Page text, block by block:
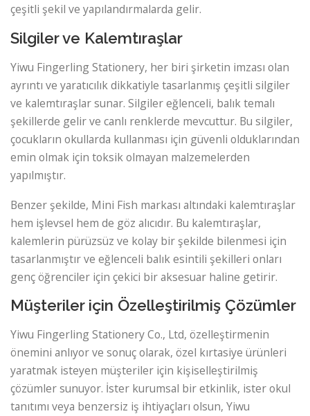
çeşitli şekil ve yapılandırmalarda gelir.
Silgiler ve Kalemtıraşlar
Yiwu Fingerling Stationery, her biri şirketin imzası olan
ayrıntı ve yaratıcılık dikkatiyle tasarlanmış çeşitli silgiler
ve kalemtıraşlar sunar. Silgiler eğlenceli, balık temalı
şekillerde gelir ve canlı renklerde mevcuttur. Bu silgiler,
çocukların okullarda kullanması için güvenli olduklarından
emin olmak için toksik olmayan malzemelerden
yapılmıştır.
Benzer şekilde, Mini Fish markası altındaki kalemtıraşlar
hem işlevsel hem de göz alıcıdır. Bu kalemtıraşlar,
kalemlerin pürüzsüz ve kolay bir şekilde bilenmesi için
tasarlanmıştır ve eğlenceli balık esintili şekilleri onları
genç öğrenciler için çekici bir aksesuar haline getirir.
Müşteriler için Özelleştirilmiş Çözümler
Yiwu Fingerling Stationery Co., Ltd, özelleştirmenin
önemini anlıyor ve sonuç olarak, özel kırtasiye ürünleri
yaratmak isteyen müşteriler için kişiselleştirilmiş
çözümler sunuyor. İster kurumsal bir etkinlik, ister okul
tanıtımı veya benzersiz iş ihtiyaçları olsun, Yiwu